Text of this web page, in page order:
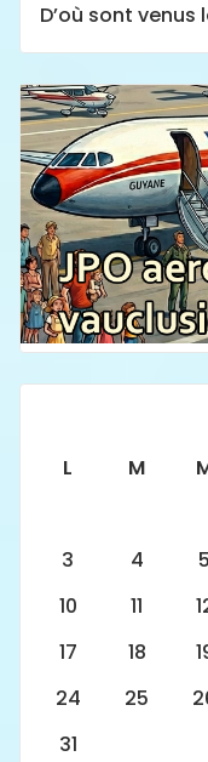
D’où sont venus
L
M
3
4 5
10
11
17
18
24
25
31